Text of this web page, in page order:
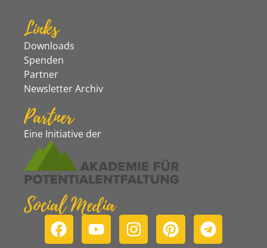
Links
Downloads
Spenden
Partner
Newsletter Archiv
Partner
Eine Initiative der
Social Media